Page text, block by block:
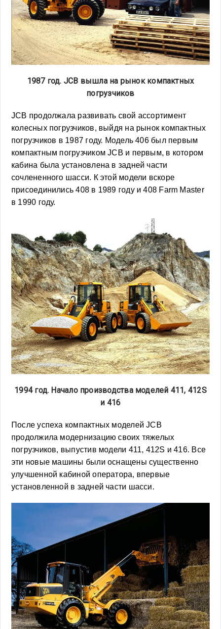
1987 год. JCB вышла на рынок компактных
погрузчиков
JCB продолжала развивать свой ассортимент
колесных погрузчиков, выйдя на рынок компактных
погрузчиков в 1987 году. Модель 406 был первым
компактным погрузчиком JCB и первым, в котором
кабина была установлена в задней части
сочлененного шасси. К этой модели вскоре
присоединились 408 в 1989 году и 408 Farm Master
в 1990 году.
1994 год. Начало производства моделей 411, 412S
и 416
После успеха компактных моделей JCB
продолжила модернизацию своих тяжелых
погрузчиков, выпустив модели 411, 412S и 416. Все
эти новые машины были оснащены существенно
улучшенной кабиной оператора, впервые
установленной в задней части шасси.